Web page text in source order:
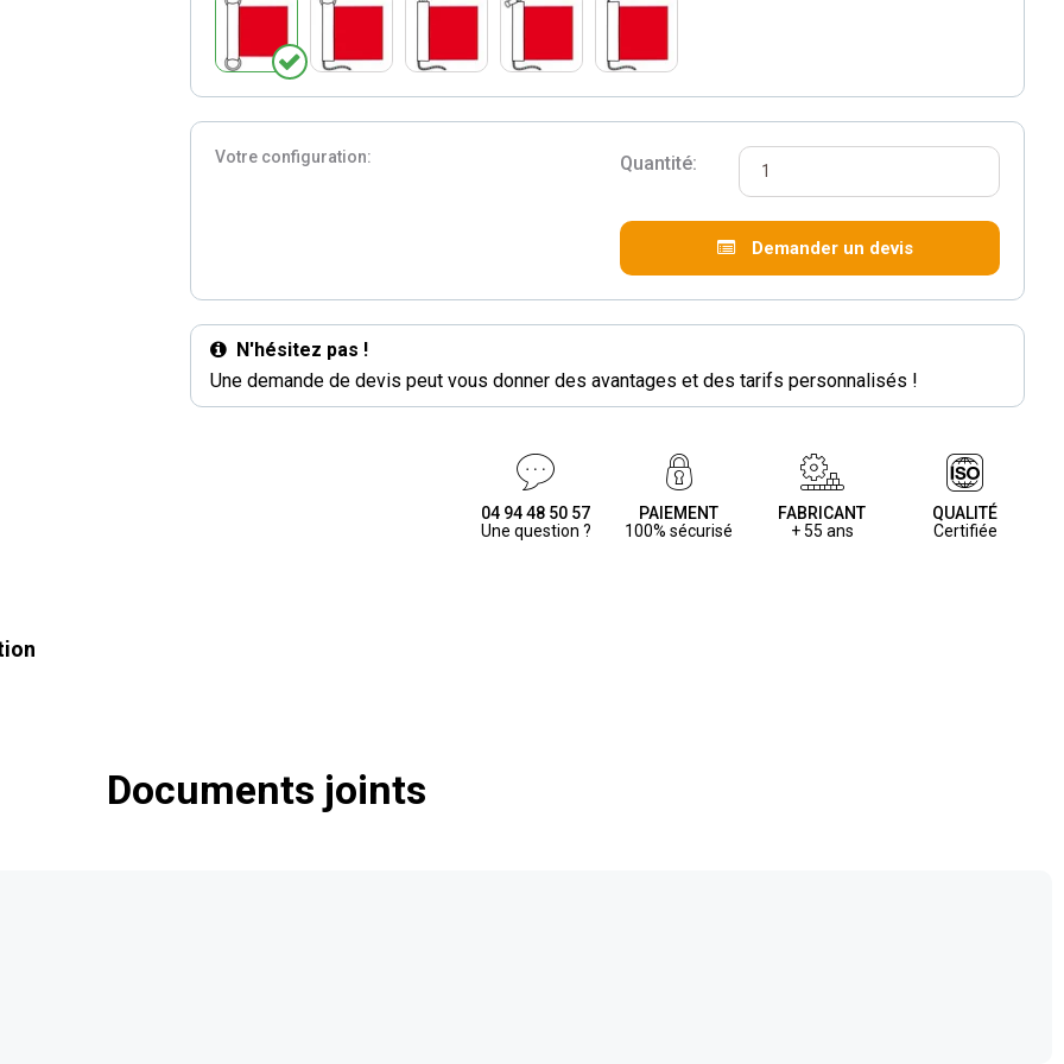
Votre configuration: Quantité:
Demander un devis
N'hésitez pas !
Une demande de devis peut vous donner des avantages et des tarifs personnalisés !
04 94 48 50 57
Une question ?
PAIEMENT
100% sécurisé
FABRICANT
+ 55 ans
QUALITÉ
Certifiée
Documents joints